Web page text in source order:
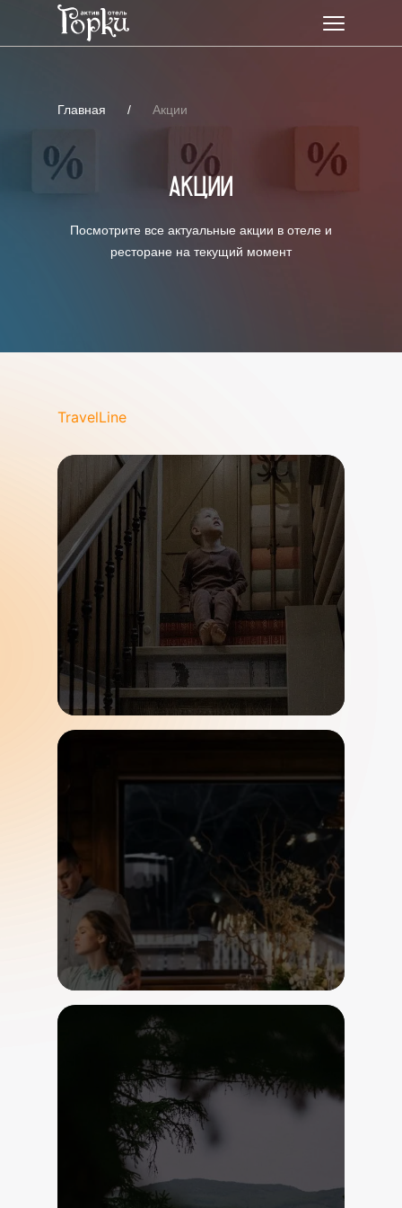
Главная / Акции
Акции
Посмотрите все актуальные акции в отеле и
ресторане на текущий момент
TravelLine
Акция
Действует до 31 декабря 2025
ДР? Держи скидку
-15%!
Подробнее
Действует до 31 декабря 2025
Акция
До 26 августа 2025
«Третьи сутки в
подарок»
Подробнее